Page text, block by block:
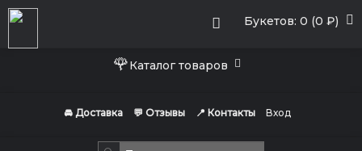
Букетов: 0 (0 ₽)
🌹Каталог товаров
🚘 Доставка 💬 Отзывы 📍 Контакты Вход